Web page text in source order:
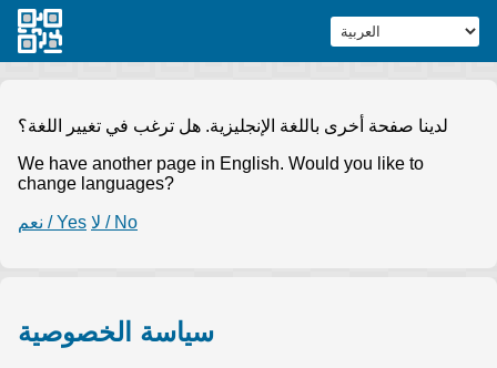
لدينا صفحة أخرى باللغة الإنجليزية. هل ترغب في تغيير اللغة؟
We have another page in English. Would you like to
change languages?
نعم / Yes لا / No
سياسة الخصوصية